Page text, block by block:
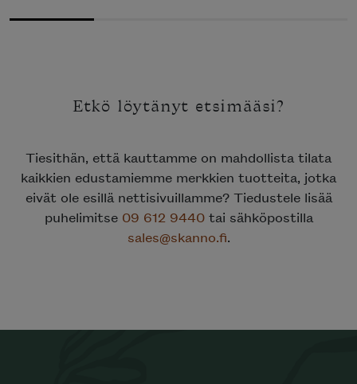
2863€.1431€.
Etkö löytänyt etsimääsi?
Tiesithän, että kauttamme on mahdollista tilata
kaikkien edustamiemme merkkien tuotteita, jotka
eivät ole esillä nettisivuillamme? Tiedustele lisää
puhelimitse 09 612 9440tai sähköpostilla
sales@skanno.fi.